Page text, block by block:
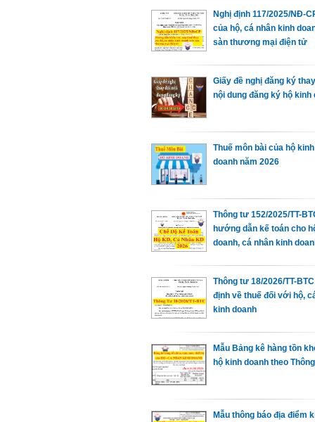
Nghị định 117/2025/NĐ-
của hộ, cá nhân kinh
sàn thương mại điện tử
Giấy đề nghị đăng ký
nội dung đăng ký hộ kinh
Thuế môn bài của hộ kinh
doanh năm 2026
Thông tư 152/2025/TT-
hướng dẫn kế toán cho
doanh, cá nhân kinh
Thông tư 18/2026/TT-
định về thuế đối với hộ,
kinh doanh
Mẫu Bảng kê hàng tồn
hộ kinh doanh theo
Mẫu thông báo địa điểm